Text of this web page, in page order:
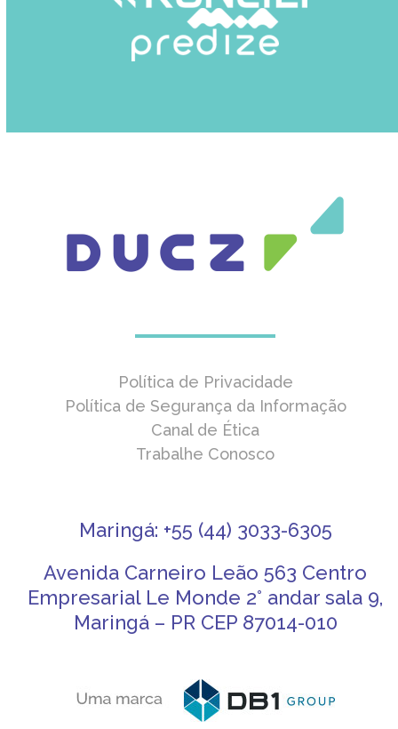
Política de Privacidade
Política de Segurança da Informação
Canal de Ética
Trabalhe Conosco
Maringá: +55 (44) 3033-6305
Avenida Carneiro Leão 563 Centro
Empresarial Le Monde 2° andar sala 9,
Maringá – PR CEP 87014-010